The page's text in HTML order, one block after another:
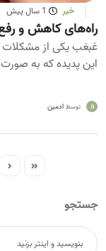
خبر 1 سال پیش
راه‌های کاهش و
غبغب یکی از مشکلات
این پدیده که به
a توسط ادمین
جستجو